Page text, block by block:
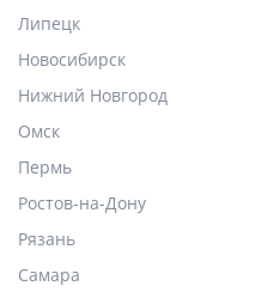
Липецк
Новосибирск
Нижний Новгород
Омск
Пермь
Ростов-на-Дону
Рязань
Самара